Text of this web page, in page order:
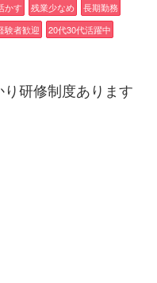
かす 残業少なめ
長期勤務
験者歓迎
20代30代活躍中
研修制度あります